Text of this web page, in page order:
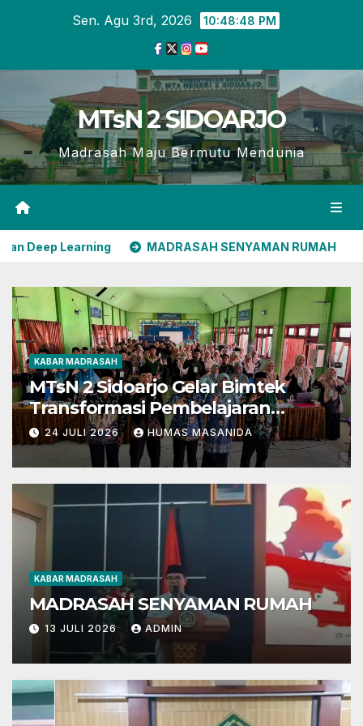
Sen. Agu 3rd, 2026 10:48:50 PM
MTsN 2 SIDOARJO
Madrasah Maju Bermutu Mendunia
MADRASAH SENYAMAN RUMAH Sinergi UINSA dan
KABAR MADRASAH
MTsN 2 Sidoarjo Gelar Bimtek
Transformasi Pembelajaran
Berbasis AI dan Deep Learning
24 JULI 2026 HUMAS MASANIDA
KABAR MADRASAH
MADRASAH SENYAMAN RUMAH
13 JULI 2026 ADMIN